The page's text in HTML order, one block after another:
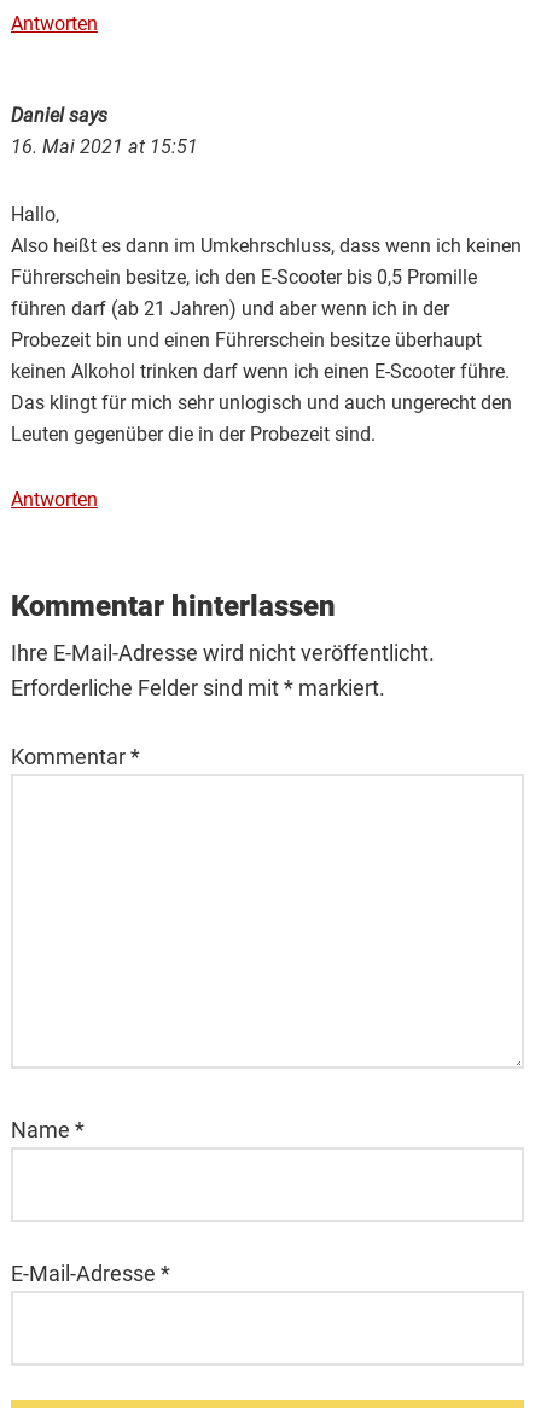
Antworten
Danielsays
16. Mai 2021 at 15:51
Hallo,
Also heißt es dann im Umkehrschluss, dass wenn ich keinen
Führerschein besitze, ich den E-Scooter bis 0,5 Promille
führen darf (ab 21 Jahren) und aber wenn ich in der
Probezeit bin und einen Führerschein besitze überhaupt
keinen Alkohol trinken darf wenn ich einen E-Scooter führe.
Das klingt für mich sehr unlogisch und auch ungerecht den
Leuten gegenüber die in der Probezeit sind.
Antworten
Kommentar hinterlassen
Ihre E-Mail-Adresse wird nicht veröffentlicht.
Erforderliche Felder sind mit * markiert.
Kommentar*
Name *
E-Mail-Adresse *